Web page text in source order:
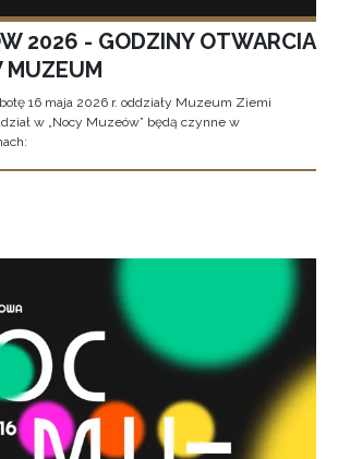
2026 - GODZINY OTWARCIA
MUZEUM
16 maja 2026 r. oddziały Muzeum Ziemi
w „Nocy Muzeów” będą czynne w